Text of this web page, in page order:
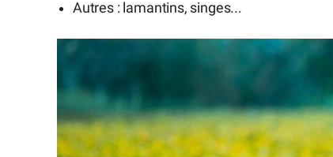
Autres : lamantins, singes...